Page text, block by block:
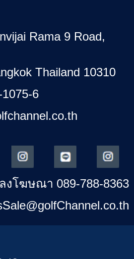
Rama 9 Road,
Thailand 10310
6
งโฆษณา 089-788-8363